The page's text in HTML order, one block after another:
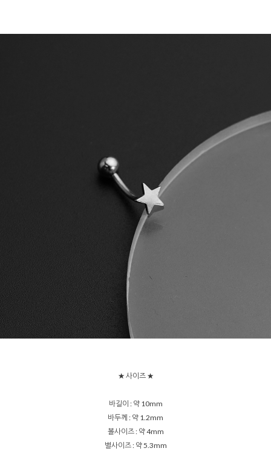
★ 사이즈 ★
바길이 : 약 10mm
바두께 : 약 1.2mm
볼사이즈 : 약 4mm
별사이즈 : 약 5.3mm